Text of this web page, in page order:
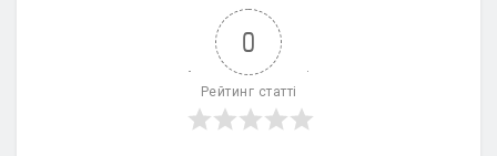
0
Рейтинг статті